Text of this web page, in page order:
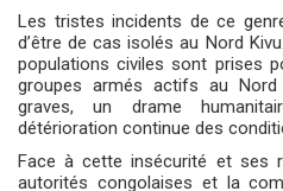
Les tristes incidents de ce
d’être de cas isolés au Nord
populations civiles sont prises
groupes armés actifs au Nord
graves, un drame
détérioration continue des
Face à cette insécurité et ses
autorités congolaises et la